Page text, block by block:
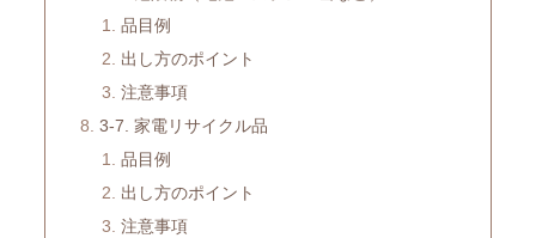
品目例
出し方のポイント
注意事項
3-7. 家電リサイクル品
品目例
出し方のポイント
注意事項